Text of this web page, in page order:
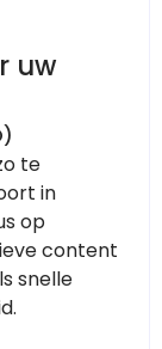
uw
te
in
op
content
snelle